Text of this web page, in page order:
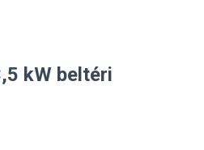
kW beltéri